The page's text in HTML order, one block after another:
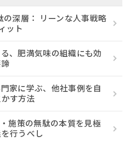
の深層： リーンな人事戦略
ット
、肥満気味の組織にも効
家に学ぶ、他社事例を自
す方法
施策の無駄の本質を見極
行うべし